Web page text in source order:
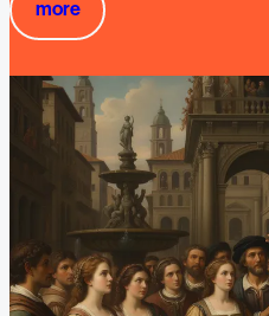
more
more